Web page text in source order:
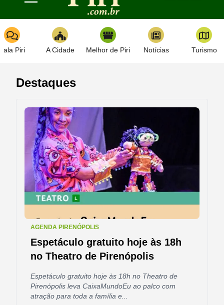
Toggle navigation
Piri A Cidade Melhor de Piri Notícias Turismo
Destaques
AGENDA PIRENÓPOLIS
Espetáculo gratuito hoje às 18h
no Theatro de Pirenópolis
Espetáculo gratuito hoje às 18h no Theatro de
Pirenópolis leva CaixaMundoEu ao palco com
atração para toda a família e...